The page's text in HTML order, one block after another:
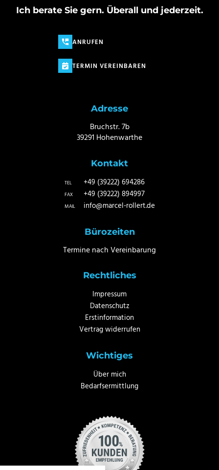
Ich berate Sie gern. Überall und jederzeit.
ANRUFEN
TERMIN VEREINBAREN
Adresse
Bruchstr. 7b
39291 Hohenwarthe
Kontakt
TEL +49 (39222) 694286
FAX +49 (39222) 894997
MAIL info@marcel-rollert.de
Bürozeiten
Termine nach Vereinbarung
Rechtliches
Impressum
Datenschutz
Erstinformation
Vertrag widerrufen
Wichtiges
Über mich
Bedarfsermittlung